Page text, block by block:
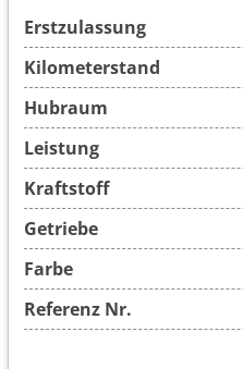
Erstzulassung
Kilometerstand
Hubraum
Leistung
Kraftstoff
Getriebe
Farbe
Referenz Nr.